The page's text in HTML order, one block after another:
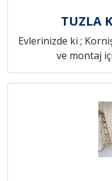
TUZLA
Evlerinizde ki ;
ve montaj